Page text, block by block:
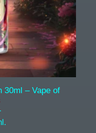
30ml – Vape of